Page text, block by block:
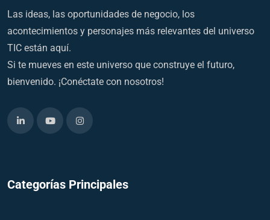
Las ideas, las oportunidades de negocio, los
acontecimientos y personajes más relevantes del universo
TIC están aquí.
Si te mueves en este universo que construye el futuro,
bienvenido. ¡Conéctate con nosotros!
Categorías Principales